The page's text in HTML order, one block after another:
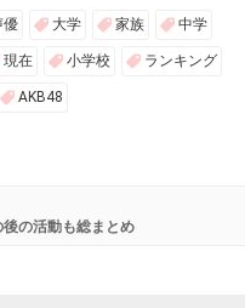
優 大学 家族 中学
現在 小学校 ランキング
AKB48
の活動も総まとめ